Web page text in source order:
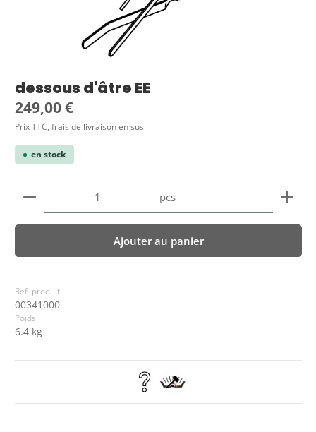
dessous d'âtre EE
Prix régulier :
249,00 €
Prix TTC, frais de livraison en sus
en stock
Quantité de produit : Entrez la quantité
pcs
Ajouter au panier
Réf. produit :
00341000
Poids :
6.4 kg